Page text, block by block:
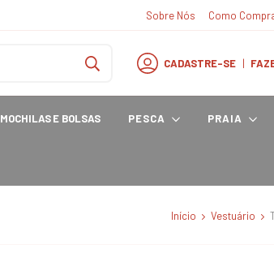
Sobre Nós Como
CADASTRE-SE |
MOCHILAS E BOLSAS PESCA PRAIA
Início Vestuário